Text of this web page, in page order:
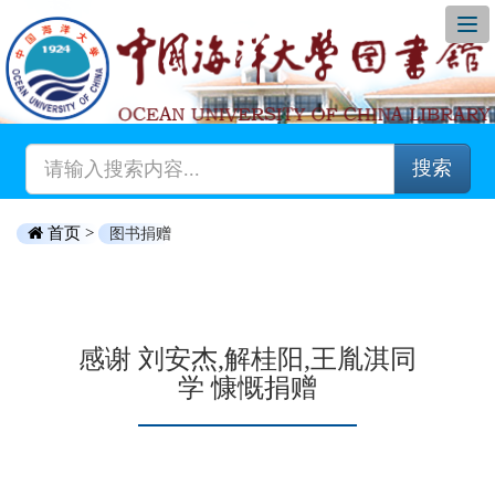
搜索
首页 > 图书捐赠
感谢 刘安杰,解桂阳,王胤淇同
学 慷慨捐赠